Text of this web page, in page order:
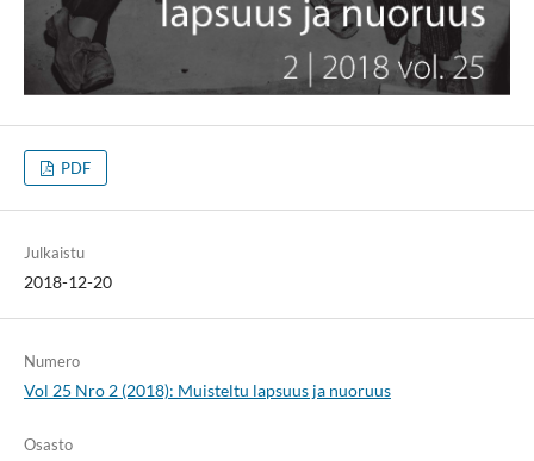
PDF
Julkaistu
2018-12-20
Numero
Vol 25 Nro 2 (2018): Muisteltu lapsuus ja nuoruus
Osasto